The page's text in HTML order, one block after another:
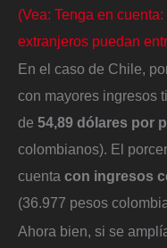
(Vea: Tenga en
extranjeros puedan
En el caso de Chile,
con mayores ingresos
de 54,89 dólares por
colombianos). El
cuenta con ingresos
(36.977 pesos
Ahora bien, si se